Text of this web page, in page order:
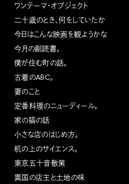
ワンテーマ・オブジェクト
二十歳のとき、何をしていたか
今日はこんな映画を観ようかな
今月の副読書。
僕が住む町の話。
古着のABC。
妻のこと
定番料理のニューディール。
家の猫の話
小さな店のはじめ方。
机の上のサイエンス。
東京五十音散策
異国の店主と土地の味